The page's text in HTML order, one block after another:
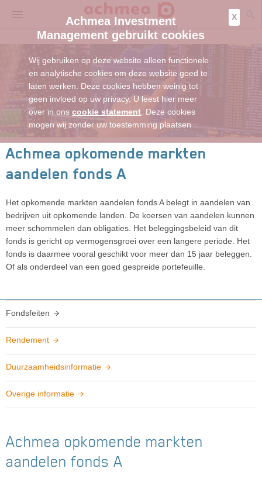
Achmea Investment
Management gebruikt cookies
Wij gebruiken op deze website alleen functionele
en analytische cookies om deze website goed te
laten werken. Deze cookies hebben weinig tot
geen invloed op uw privacy. U leest hier meer
over in onscookie statement . Deze cookies
mogen wij zonder uw toestemming plaatsen
X
Achmea opkomende markten
aandelen fonds A
Het opkomende markten aandelen fonds A belegt in aandelen van
bedrijven uit opkomende landen. De koersen van aandelen kunnen
meer schommelen dan obligaties. Het beleggingsbeleid van dit
fonds is gericht op vermogensgroei over een langere periode. Het
fonds is daarmee vooral geschikt voor meer dan 15 jaar beleggen.
Of als onderdeel van een goed gespreide portefeuille.
Fondsfeiten
Rendement
Duurzaamheidsinformatie
Overige informatie
Achmea opkomende markten
aandelen fonds A